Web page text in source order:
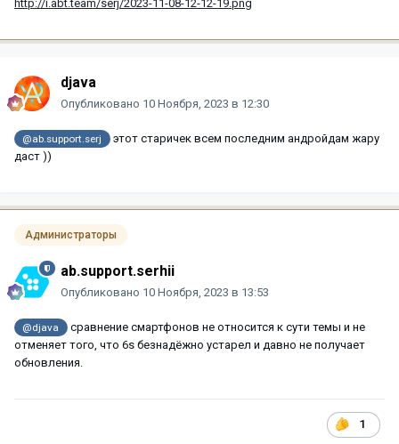
http://i.abt.team/serj/2023-11-08-12-12-19.png
djava
Опубликовано 10 Ноября, 2023 в 12:30
@ab.support.serj
этот старичек всем последним андройдам жару
даст ))
Администраторы
ab.support.serhii
Опубликовано 10 Ноября, 2023 в 13:53
@djava
сравнение смартфонов не относится к сути темы и не
отменяет того, что 6s безнадёжно устарел и давно не получает
обновления.
1